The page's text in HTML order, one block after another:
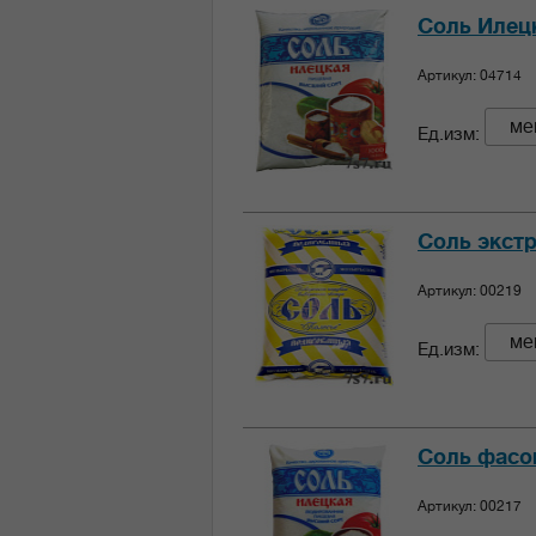
Соль
Артикул: 04714
Ед.изм:
Соль
Артикул: 00219
Ед.изм:
Соль
Артикул: 00217